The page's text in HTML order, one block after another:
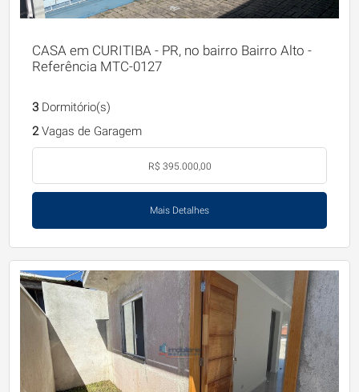
CASA em CURITIBA - PR, no bairro Bairro Alto -
Referência MTC-0127
3Dormitório(s)
2Vagas de Garagem
R$ 395.000,00
Mais Detalhes